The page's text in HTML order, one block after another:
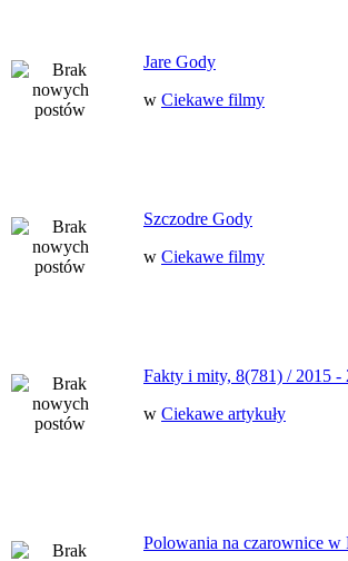
Jare Gody
w Ciekawe filmy
Szczodre Gody
w Ciekawe filmy
Fakty i mity, 8(781) / 2015 -
w Ciekawe artykuły
Polowania na czarownice